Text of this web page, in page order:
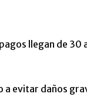
llegan de
evitar daños